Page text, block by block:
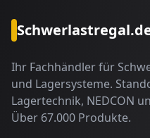
Ihr Fachhändler für
und Lagersysteme.
Lagertechnik, NEDCON
Über 67.000 Produkte.